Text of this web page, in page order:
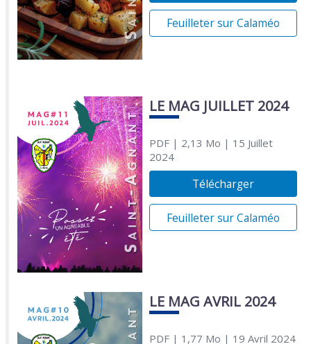
Feuilleter sur Calaméo
LE MAG JUILLET 2024
PDF| 2,13 Mo | 15 Juillet
2024
Télécharger
Feuilleter sur Calaméo
LE MAG AVRIL 2024
PDF| 1,77 Mo | 19 Avril 2024